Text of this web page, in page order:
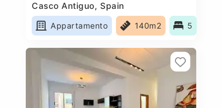
Casco Antiguo, Spain
Appartamento
140m2 5